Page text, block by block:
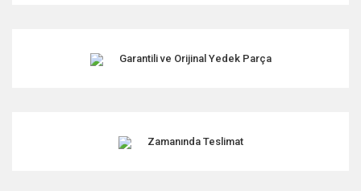
Garantili ve Orijinal Yedek Parça
Zamanında Teslimat